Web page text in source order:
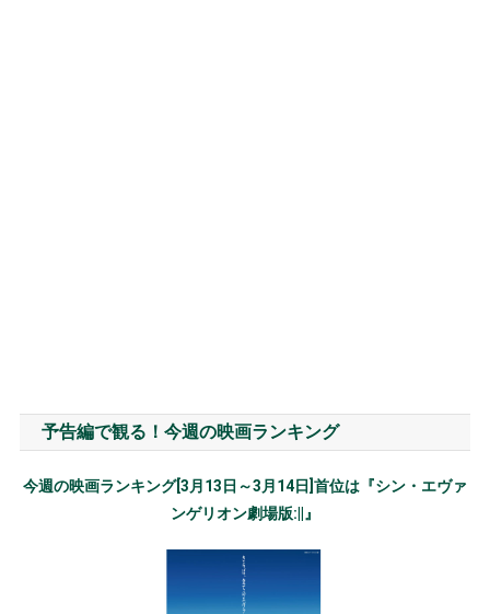
予告編で観る！今週の映画ランキング
今週の映画ランキング[3月13日～3月14日]首位は『シン・エヴァ
ンゲリオン劇場版:||』